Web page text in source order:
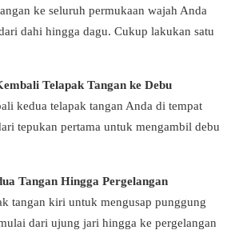
ke seluruh permukaan wajah Anda
dahi hingga dagu. Cukup lakukan satu
Telapak Tangan ke Debu
kedua telapak tangan Anda di tempat
tepukan pertama untuk mengambil debu
Tangan Hingga Pergelangan
tangan kiri untuk mengusap punggung
dari ujung jari hingga ke pergelangan